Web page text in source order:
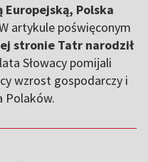
Europejską, Polska
artykule poświęconym
stronie Tatr narodził
Słowacy pomijali
wzrost gospodarczy i
Polaków.